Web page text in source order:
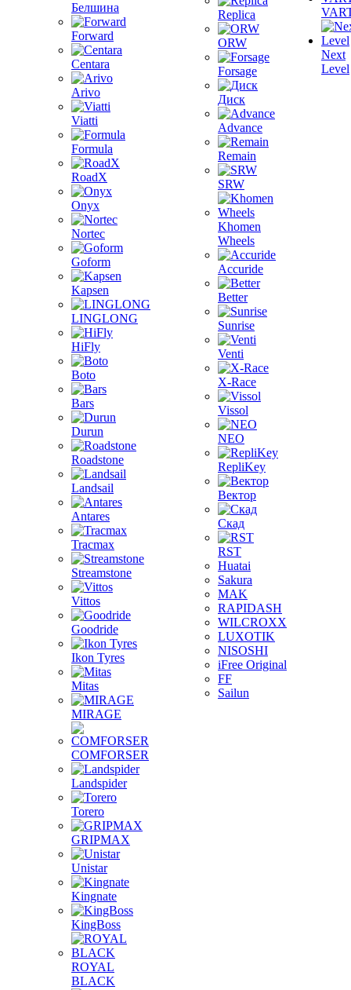
Белшина
Forward
Centara
Arivo
Viatti
Formula
RoadX
Onyx
Nortec
Goform
Kapsen
LINGLONG
HiFly
Boto
Bars
Durun
Roadstone
Landsail
Antares
Tracmax
Streamstone
Vittos
Goodride
Ikon Tyres
Mitas
MIRAGE
COMFORSER
Landspider
Torero
GRIPMAX
Unistar
Kingnate
KingBoss
ROYAL
BLACK
Replica
ORW
Forsage
Диск
Advance
Remain
SRW
Khomen
Wheels
Accuride
Better
Sunrise
Venti
X-Race
Vissol
NEO
RepliKey
Вектор
Скад
RST
Huatai
Sakura
MAK
RAPIDASH
WILCROXX
LUXOTIK
NISOSHI
iFree Original
FF
Sailun
Next
Level